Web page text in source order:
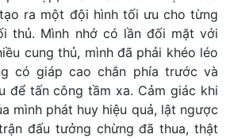
ra một đội hình tối ưu cho từng
thủ. Mình nhớ có lần đối mặt với
cung thủ, mình đã phải khéo léo
có giáp cao chắn phía trước và
để tấn công tầm xa. Cảm giác khi
mình phát huy hiệu quả, lật ngược
đấu tưởng chừng đã thua, thật